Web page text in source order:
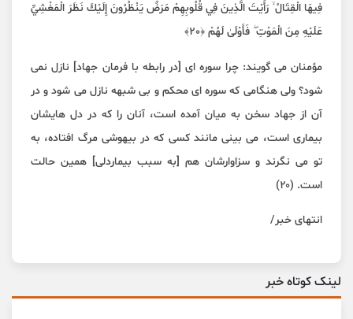
فِيهَا الْقِتَالُ ۙ رَأَيْتَ الَّذِينَ فِي قُلُوبِهِمْ مَرَضٌ يَنْظُرُونَ إِلَيْكَ نَظَرَ الْمَغْشِيِّ
عَلَيْهِ مِنَ الْمَوْتِ ۖ فَأَوْلَىٰ لَهُمْ ﴿٢٠﴾
مؤمنان می گویند: چرا سوره ای [در رابطه با فرمان جهاد] نازل نمی
شود؟ ولی هنگامی که سوره ای محکم و بی شبهه نازل می شود و در
آن از جهاد سخن به میان آمده است، آنان را که در دل هایشان
بیماری است، می بینی مانند کسی که در بیهوشی مرگ افتاده، به
تو می نگرند و سزاوارشان هم [به سبب بیماردلی] همین حالت
است. (۲۰)
انتهای خبر/
لینک کوتاه خبر